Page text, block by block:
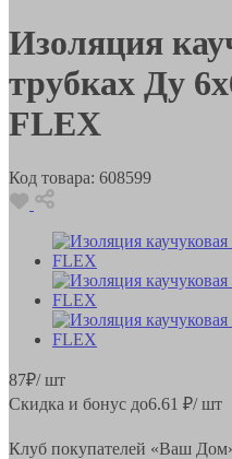
Изоляция
трубках Ду
FLEX
Код товара: 608599
87₽/ шт
Скидка и бонус до6.61 ₽/ шт
Клуб покупателей «Ваш